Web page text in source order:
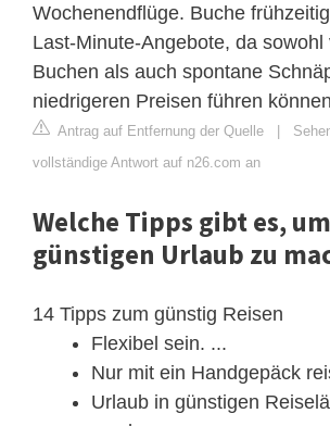
Wochenendflüge. Buche
Last-Minute-Angebote, da sowohl
Buchen als auch spontane
niedrigeren Preisen führen
Antrag auf Entfernung der Quelle |
vollständige Antwort auf n26.com an
Welche Tipps gibt es, um
günstigen Urlaub zu
14 Tipps zum günstig Reisen
Flexibel sein. ...
Nur mit ein Handgepäck
Urlaub in günstigen